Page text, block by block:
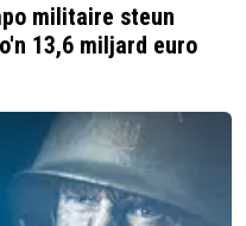
militaire steun
13,6 miljard euro